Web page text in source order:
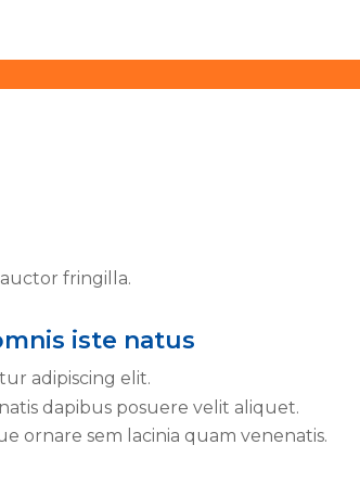
fringilla.
iste natus
adipiscing elit.
dapibus posuere velit aliquet.
ornare sem lacinia quam venenatis.